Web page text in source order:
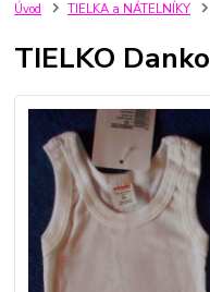
Úvod TIELKA a NÁTELNÍKY
TIELKO Danko